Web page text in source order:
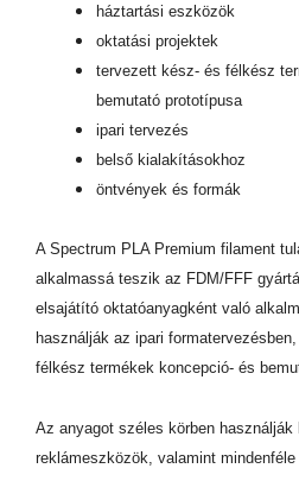
háztartási eszközök
oktatási projektek
tervezett kész- és félkész
bemutató prototípusa
ipari tervezés
belső kialakításokhoz
öntvények és formák
A Spectrum PLA Premium filament
alkalmassá teszik az FDM/FFF
elsajátító oktatóanyagként való
használják az ipari
félkész termékek koncepció- és
Az anyagot széles körben használják
reklámeszközök, valamint